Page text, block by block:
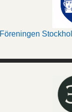
Föreningen